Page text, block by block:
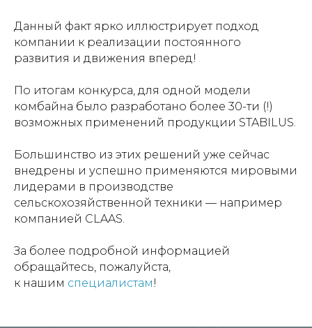
Данный факт ярко иллюстрирует подход
компании к реализации постоянного
развития и движения вперед!
По итогам конкурса, для одной модели
комбайна было разработано более 30-ти (!)
возможных применений продукции STABILUS.
Большинство из этих решений уже сейчас
внедрены и успешно применяются мировыми
лидерами в производстве
сельскохозяйственной техники — например
компанией CLAAS.
За более подробной информацией
обращайтесь, пожалуйста,
к нашим специалистам!